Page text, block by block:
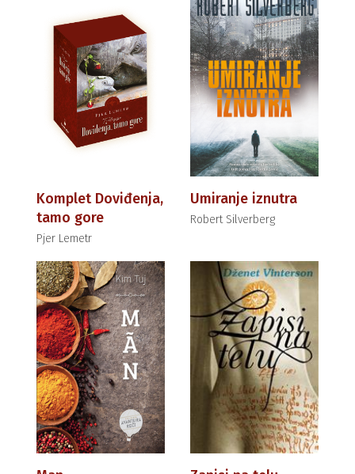
Komplet Doviđenja,
tamo gore
Pjer Lemetr
Umiranje iznutra
Robert Silverberg